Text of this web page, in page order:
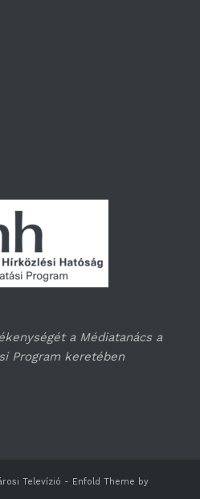
a Médiatanács a
Program keretében
Televízió - Enfold Theme by